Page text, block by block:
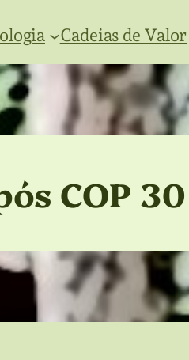
Cadeias de Valor
COP 30